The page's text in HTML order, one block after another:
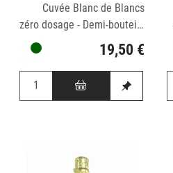
Cuvée Blanc de Blancs
zéro dosage - Demi-bouteille : 0,375cl
19,50 €